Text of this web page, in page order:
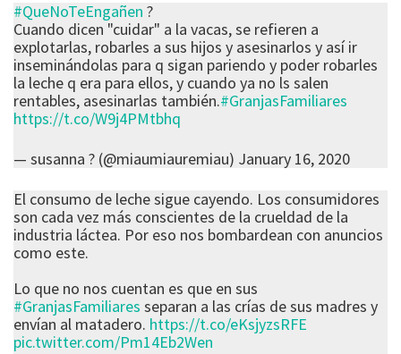
#QueNoTeEngañen ?
Cuando dicen "cuidar" a la vacas, se refieren a
explotarlas, robarles a sus hijos y asesinarlos y así ir
inseminándolas para q sigan pariendo y poder robarles
la leche q era para ellos, y cuando ya no ls salen
rentables, asesinarlas también.#GranjasFamiliares
https://t.co/W9j4PMtbhq
— susanna ? (@miaumiauremiau) January 16, 2020
El consumo de leche sigue cayendo. Los consumidores
son cada vez más conscientes de la crueldad de la
industria láctea. Por eso nos bombardean con anuncios
como este.
Lo que no nos cuentan es que en sus
#GranjasFamiliares separan a las crías de sus madres y
envían al matadero. https://t.co/eKsjyzsRFE
pic.twitter.com/Pm14Eb2Wen